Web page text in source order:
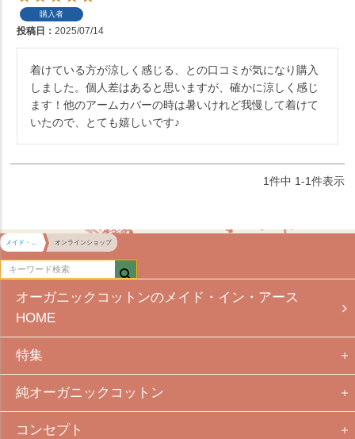
購入者
投稿日 2025/07/14
着けている方が涼しく感じる、との口コミが気になり購入
しました。個人差はあると思いますが、確かに涼しく感じ
ます！他のアームカバーの時は暑いけれど我慢して着けて
いたので、とても嬉しいです♪
1件中 1-1件表示
メイド・イン・アース HOME オンラインショップ
オーガニックコットンのメイド・イン・アース
HOME
特集
純オーガニックコットン
コンセプト